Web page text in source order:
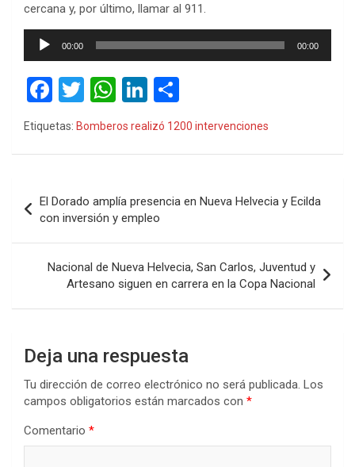
cercana y, por último, llamar al 911.
Reproductor
00:00 00:00
F
a
ce
o
o
k
T
wi
tt
W
at
A
p
p
Li
n
ke
o
m
ar
Etiquetas: Bomberos realizó 1200 intervenciones
de
entradas
El Dorado amplía presencia en Nueva Helvecia y Ecilda
con inversión y empleo
Nacional de Nueva Helvecia, San Carlos, Juventud y
Artesano siguen en carrera en la Copa Nacional
Deja una respuesta
Tu dirección de correo electrónico no será publicada. Los
campos obligatorios están marcados con *
Comentario *